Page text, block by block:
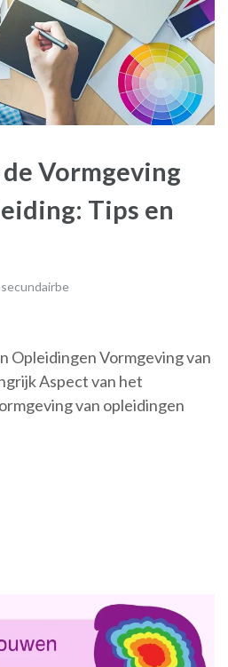
Vormgeving
Tips en
Opleidingen Vormgeving van
Aspect van het
van opleidingen